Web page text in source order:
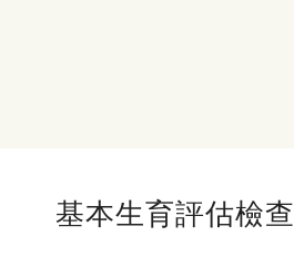
基本生育評估檢查